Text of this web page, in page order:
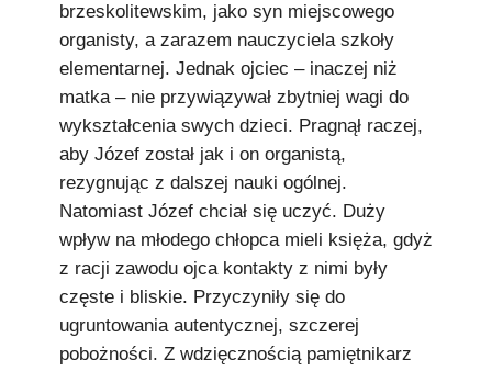
brzeskolitewskim, jako syn miejscowego
organisty, a zarazem nauczyciela szkoły
elementarnej. Jednak ojciec – inaczej niż
matka – nie przywiązywał zbytniej wagi do
wykształcenia swych dzieci. Pragnął raczej,
aby Józef został jak i on organistą,
rezygnując z dalszej nauki ogólnej.
Natomiast Józef chciał się uczyć. Duży
wpływ na młodego chłopca mieli księża, gdyż
z racji zawodu ojca kontakty z nimi były
częste i bliskie. Przyczyniły się do
ugruntowania autentycznej, szczerej
pobożności. Z wdzięcznością pamiętnikarz